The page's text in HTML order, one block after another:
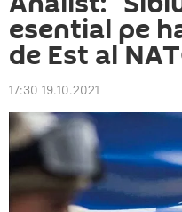
esential pe
de Est al
17:30 19.10.2021